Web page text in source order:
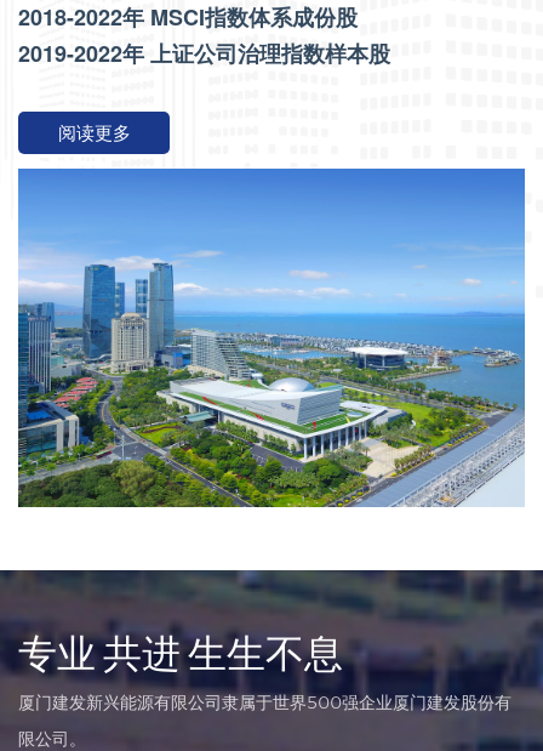
2018-2022年 MSCI指数体系成份股
2019-2022年 上证公司治理指数样本股
阅读更多
专业 共进 生生不息
厦门建发新兴能源有限公司隶属于世界500强企业厦门建发股份有
限公司。